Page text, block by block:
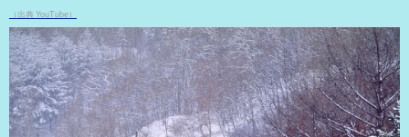
（出典 YouTube）